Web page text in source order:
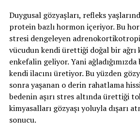
Duygusal gözyaşları, refleks
protein bazlı hormon içeriyor. Bu
stresi dengeleyen
vücudun kendi ürettiği doğal bir ağrı
enkefalin geliyor. Yani
kendi ilacını üretiyor. Bu yüzden
sonra yaşanan o derin rahatlama
bedenin aşırı stres altında ürettiği
kimyasalları gözyaşı yoluyla dışarı
sonucu.